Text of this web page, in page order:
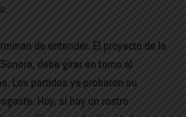
de entender. El proyecto de la
debe girar en torno al
Los partidos ya probaron su
Hoy, si hay un rostro